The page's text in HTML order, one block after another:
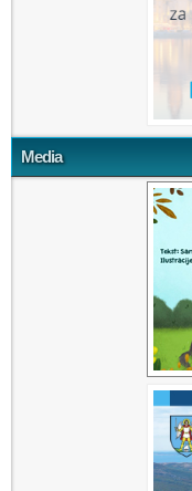
Media